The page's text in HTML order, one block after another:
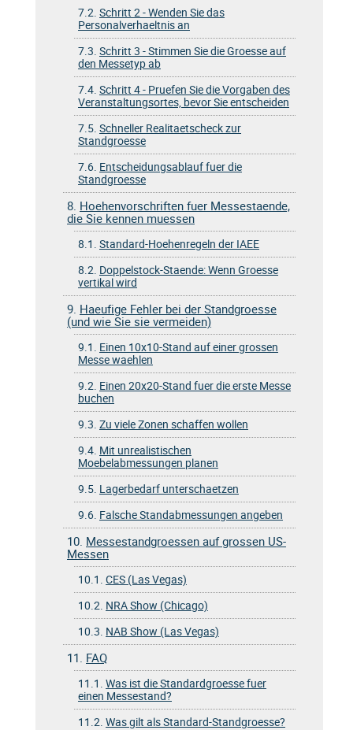
7.2. Schritt 2 - Wenden Sie das
Personalverhaeltnis an
7.3. Schritt 3 - Stimmen Sie die Groesse auf
den Messetyp ab
7.4. Schritt 4 - Pruefen Sie die Vorgaben des
Veranstaltungsortes, bevor Sie entscheiden
7.5. Schneller Realitaetscheck zur
Standgroesse
7.6. Entscheidungsablauf fuer die
Standgroesse
8. Hoehenvorschriften fuer Messestaende,
die Sie kennen muessen
8.1. Standard-Hoehenregeln der IAEE
8.2. Doppelstock-Staende: Wenn Groesse
vertikal wird
9. Haeufige Fehler bei der Standgroesse
(und wie Sie sie vermeiden)
9.1. Einen 10x10-Stand auf einer grossen
Messe waehlen
9.2. Einen 20x20-Stand fuer die erste Messe
buchen
9.3. Zu viele Zonen schaffen wollen
9.4. Mit unrealistischen
Moebelabmessungen planen
9.5. Lagerbedarf unterschaetzen
9.6. Falsche Standabmessungen angeben
10. Messestandgroessen auf grossen US-
Messen
10.1. CES (Las Vegas)
10.2. NRA Show (Chicago)
10.3. NAB Show (Las Vegas)
11. FAQ
11.1. Was ist die Standardgroesse fuer
einen Messestand?
11.2. Was gilt als Standard-Standgroesse?